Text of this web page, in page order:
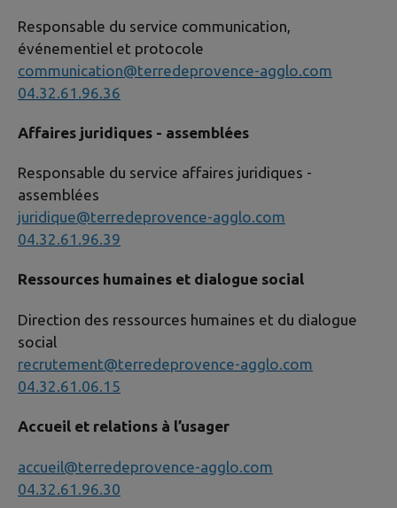
Responsable du service communication,
événementiel et protocole
communication@terredeprovence-agglo.com
04.32.61.96.36
Affaires juridiques - assemblées
Responsable du service affaires juridiques -
assemblées
juridique@terredeprovence-agglo.com
04.32.61.96.39
Ressources humaines et dialogue social
Direction des ressources humaines et du dialogue
social
recrutement@terredeprovence-agglo.com
04.32.61.06.15
Accueil et relations à l’usager
accueil@terredeprovence-agglo.com
04.32.61.96.30